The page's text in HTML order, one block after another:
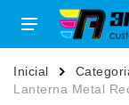
Inicial
Lanterna Metal